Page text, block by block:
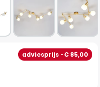
adviesprijs -€ 85,00